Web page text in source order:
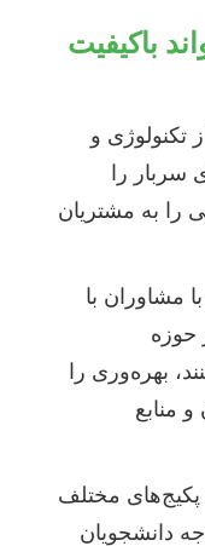
باکیفیت
تکنولوژی و
سربار را
به مشتریان
مشاوران با
بهره‌وری را
منابع
پکیج‌های مختلف
دانشجویان